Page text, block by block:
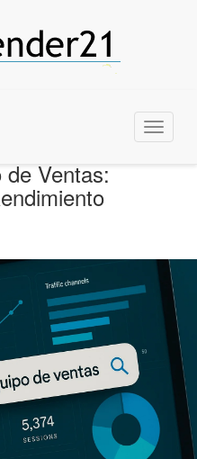
Menu
de Ventas: